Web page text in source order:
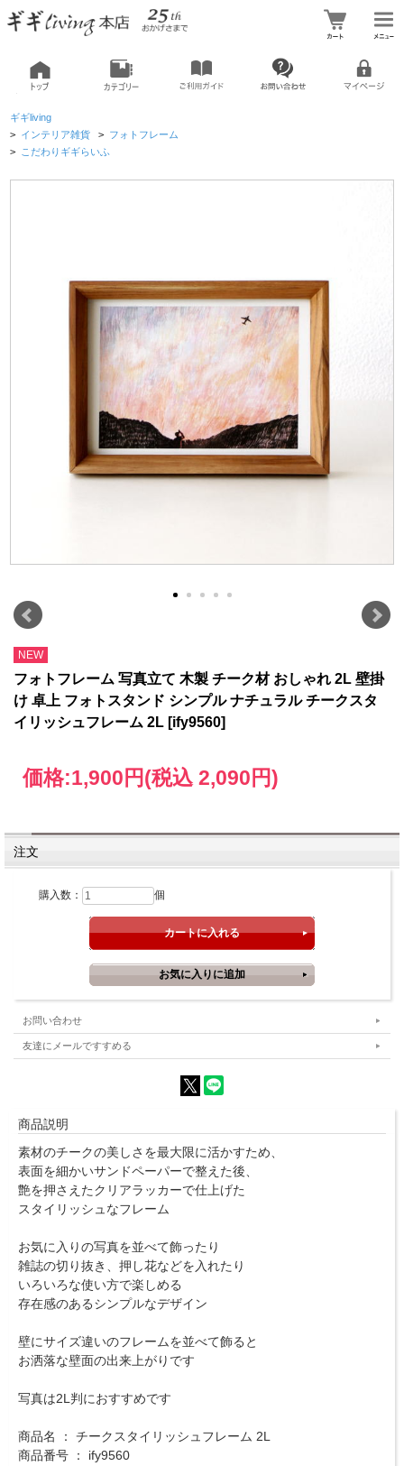
ギギliving
> インテリア雑貨 > フォトフレーム
> こだわりギギらいふ
NEW
フォトフレーム 写真立て 木製 チーク材 おしゃれ 2L 壁掛
け 卓上 フォトスタンド シンプル ナチュラル チークスタ
イリッシュフレーム 2L [ify9560]
価格:1,900円(税込 2,090円)
注文
購入数： 個
お問い合わせ
友達にメールですすめる
商品説明
素材のチークの美しさを最大限に活かすため、
表面を細かいサンドペーパーで整えた後、
艶を押さえたクリアラッカーで仕上げた
スタイリッシュなフレーム
お気に入りの写真を並べて飾ったり
雑誌の切り抜き、押し花などを入れたり
いろいろな使い方で楽しめる
存在感のあるシンプルなデザイン
壁にサイズ違いのフレームを並べて飾ると
お洒落な壁面の出来上がりです
写真は2L判におすすめです
商品名 ： チークスタイリッシュフレーム 2L
商品番号 ： ify9560